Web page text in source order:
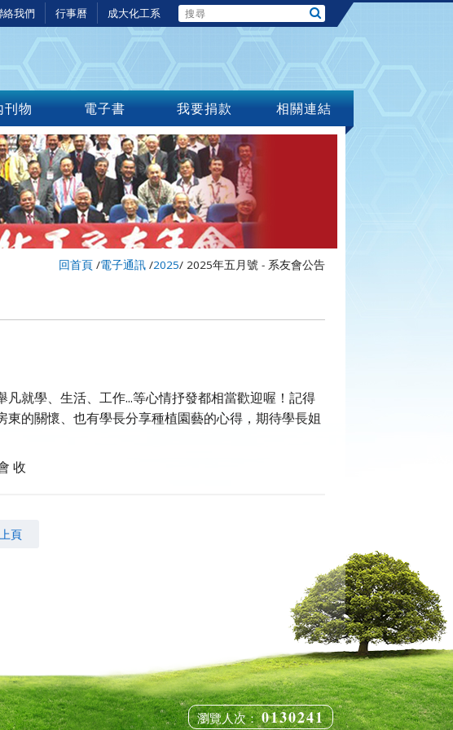
絡我們 行事曆 成大化工系
刊物 電子書 我要捐款 相關連結
回首頁 /電子通訊 /2025/ 2025年五月號 - 系友會公告
就學、生活、工作...等心情抒發都相當歡迎喔！記得
的關懷、也有學長分享種植園藝的心得，期待學長姐
收
頁
瀏覽人次：0130241